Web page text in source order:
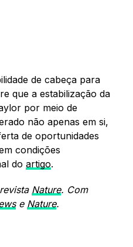
de cabeça para
que a estabilização da
por meio de
não apenas em si,
de oportunidades
condições
do artigo.
Nature. Com
e Nature.